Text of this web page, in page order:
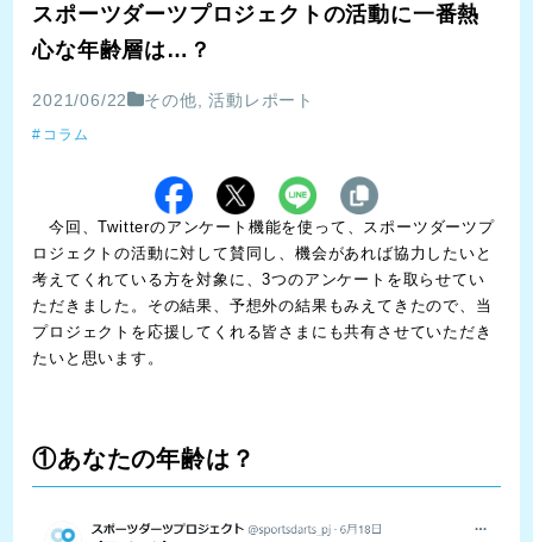
スポーツダーツプロジェクトの活動に一番熱
心な年齢層は…？
2021/06/22 その他 ,活動レポート
コラム
今回、Twitterのアンケート機能を使って、スポーツダーツプ
ロジェクトの活動に対して賛同し、機会があれば協力したいと
考えてくれている方を対象に、3つのアンケートを取らせてい
ただきました。その結果、予想外の結果もみえてきたので、当
プロジェクトを応援してくれる皆さまにも共有させていただき
たいと思います。
①あなたの年齢は？